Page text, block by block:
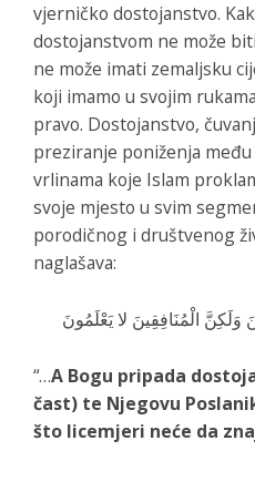
vjerničko dostojanstvo.
dostojanstvom ne može
ne može imati zemaljsku
koji imamo u svojim
pravo. Dostojanstvo,
preziranje poniženja
vrlinama koje Islam
svoje mjesto u svim
porodičnog i društvenog
naglašava:
وَلَكِنَّ الْمُنَافِقِينَ لا يَعْلَمُونَ
“…A Bogu pripada
čast) te Njegovu
što licemjeri neće da